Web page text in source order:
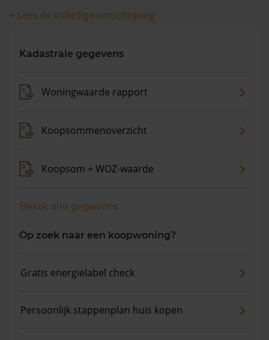
De gemiddelde huizenprijs is €215.000. De gemiddelde
vraagprijs is €215.000. In de afgelopen 12 maanden is
+ Lees de volledige omschrijving
Kadastrale gegevens
Woningwaarde rapport
Koopsommenoverzicht
Koopsom + WOZ-waarde
Bekijk alle gegevens
Op zoek naar een koopwoning?
Gratis energielabel check
Persoonlijk stappenplan huis kopen